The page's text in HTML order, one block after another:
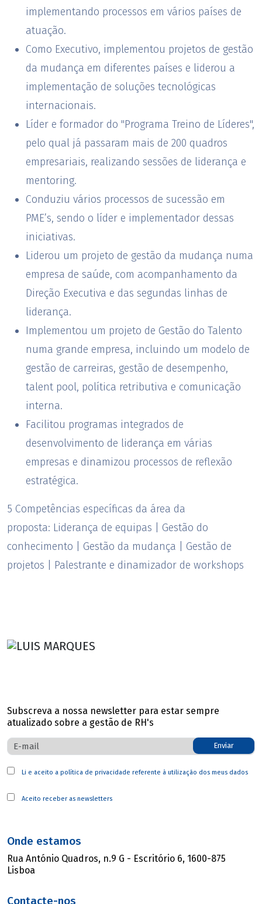
implementando processos em vários países de
atuação.
Como Executivo, implementou projetos de gestão
da mudança em diferentes países e liderou a
implementação de soluções tecnológicas
internacionais.
Líder e formador do "Programa Treino de Líderes",
pelo qual já passaram mais de 200 quadros
empresariais, realizando sessões de liderança e
mentoring.
Conduziu vários processos de sucessão em
PME’s, sendo o líder e implementador dessas
iniciativas.
Liderou um projeto de gestão da mudança numa
empresa de saúde, com acompanhamento da
Direção Executiva e das segundas linhas de
liderança.
Implementou um projeto de Gestão do Talento
numa grande empresa, incluindo um modelo de
gestão de carreiras, gestão de desempenho,
talent pool, política retributiva e comunicação
interna.
Facilitou programas integrados de
desenvolvimento de liderança em várias
empresas e dinamizou processos de reflexão
estratégica.
5 Competências específicas da área da
proposta: Liderança de equipas | Gestão do
conhecimento | Gestão da mudança | Gestão de
projetos | Palestrante e dinamizador de workshops
Subscreva a nossa newsletter para estar sempre
atualizado sobre a gestão de RH's
Enviar
Li e aceito a política de privacidade referente à utilização dos meus dados
Aceito receber as newsletters
Onde estamos
Rua António Quadros, n.9 G - Escritório 6, 1600-875
Lisboa
Contacte-nos